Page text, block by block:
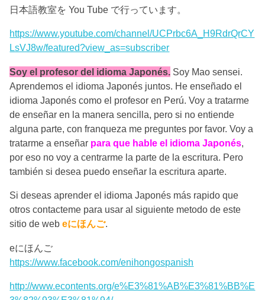
日本語教室を You Tube で行っています。
https://www.youtube.com/channel/UCPrbc6A_H9RdrQrCY
LsVJ8w/featured?view_as=subscriber
Soy el profesor del idioma Japonés. Soy Mao sensei.
Aprendemos el idioma Japonés juntos. He enseñado el
idioma Japonés como el profesor en Perú. Voy a tratarme
de enseñar en la manera sencilla, pero si no entiende
alguna parte, con franqueza me preguntes por favor. Voy a
tratarme a enseñar para que hable el idioma Japonés,
por eso no voy a centrarme la parte de la escritura. Pero
también si desea puedo enseñar la escritura aparte.
Si deseas aprender el idioma Japonés más rapido que
otros contacteme para usar al siguiente metodo de este
sitio de webeにほんご.
eにほんご
https://www.facebook.com/enihongospanish
http://www.econtents.org/e%E3%81%AB%E3%81%BB%E